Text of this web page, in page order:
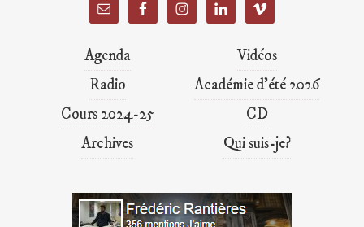
Agenda
Vidéos
Radio
Académie d’été 2026
Cours 2024-25
CD
Archives
Qui suis-je?